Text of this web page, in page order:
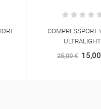
COMPRESSPORT VISOR
ULTRALIGHT
15,00 €